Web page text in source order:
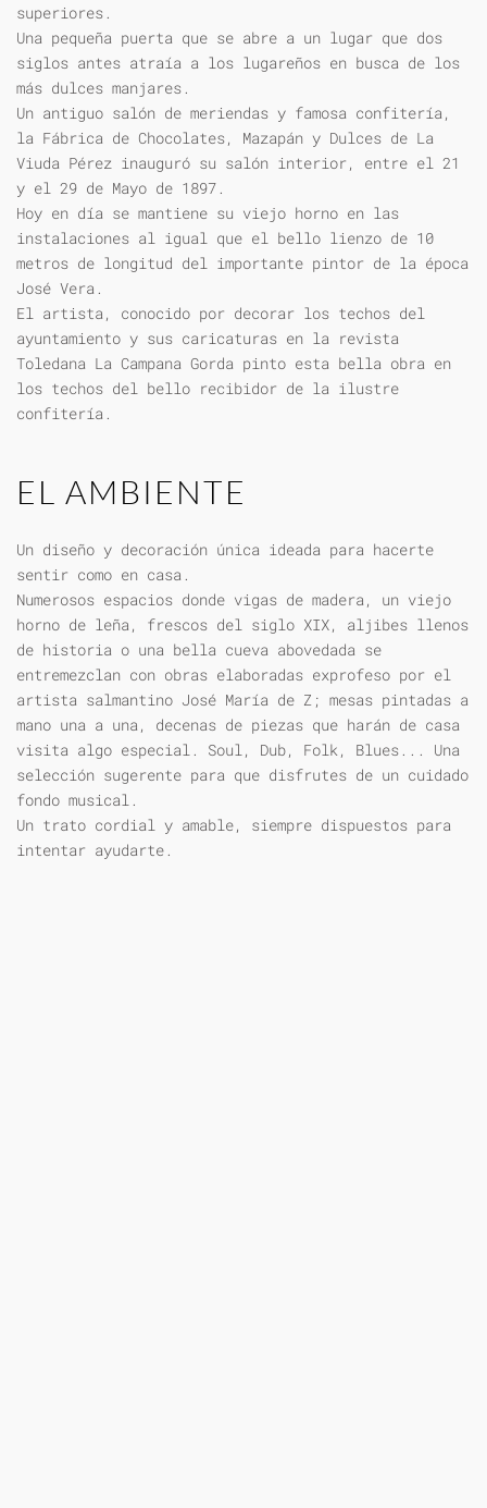
superiores.
Una pequeña puerta que se abre a un lugar que dos
siglos antes atraía a los lugareños en busca de los
más dulces manjares.
Un antiguo salón de meriendas y famosa confitería,
la Fábrica de Chocolates, Mazapán y Dulces de La
Viuda Pérez inauguró su salón interior, entre el 21
y el 29 de Mayo de 1897.
Hoy en día se mantiene su viejo horno en las
instalaciones al igual que el bello lienzo de 10
metros de longitud del importante pintor de la época
José Vera.
El artista, conocido por decorar los techos del
ayuntamiento y sus caricaturas en la revista
Toledana La Campana Gorda pinto esta bella obra en
los techos del bello recibidor de la ilustre
confitería.
EL AMBIENTE
Un diseño y decoración única ideada para hacerte
sentir como en casa.
Numerosos espacios donde vigas de madera, un viejo
horno de leña, frescos del siglo XIX, aljibes llenos
de historia o una bella cueva abovedada se
entremezclan con obras elaboradas exprofeso por el
artista salmantino José María de Z; mesas pintadas a
mano una a una, decenas de piezas que harán de casa
visita algo especial. Soul, Dub, Folk, Blues... Una
selección sugerente para que disfrutes de un cuidado
fondo musical.
Un trato cordial y amable, siempre dispuestos para
intentar ayudarte.